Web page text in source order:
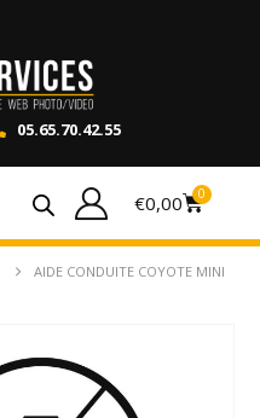
05.65.70.42.55
€0,00 0
AIDE CONDUITE COYOTE MINI